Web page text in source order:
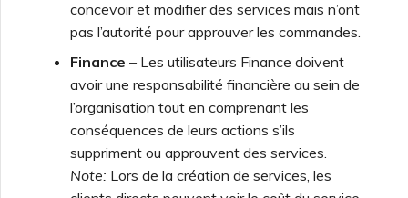
concevoir et modifier des services mais n’ont
pas l’autorité pour approuver les commandes.
Finance – Les utilisateurs Finance doivent
avoir une responsabilité financière au sein de
l’organisation tout en comprenant les
conséquences de leurs actions s’ils
suppriment ou approuvent des services.
Note: Lors de la création de services, les